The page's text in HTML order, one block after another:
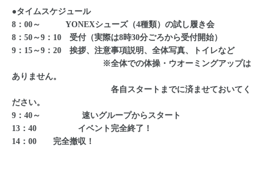
●タイムスケジュール
8：00～ YONEXシューズ（4種類）の試し履き会
8：50～9：10 受付（実際は8時30分ごろから受付開始）
9：15～9：20 挨拶、注意事項説明、全体写真、トイレなど
※全体での体操・ウオーミングアップは
ありません。
各自スタートまでに済ませておいてく
ださい。
9 ：40～ 速いグループからスタート
13：40 イベント完全終了！
14：00 完全撤収！